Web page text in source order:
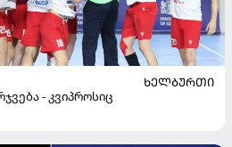
ᲮᲔᲚᲑᲣᲠᲗᲘ
- კვიპროსიც